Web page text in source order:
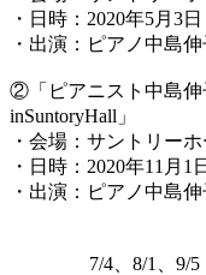
・日時：2020年5月3
・出演：ピアノ中島
②「ピアニスト中島伸
inSuntoryHall」
・会場：サントリーホ
・日時：2020年11月
・出演：ピアノ中島
7/4、8/1、9/5